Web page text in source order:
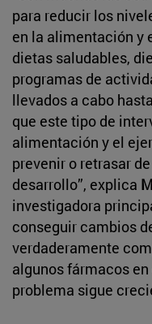
para reducir los
en la alimentación y
dietas saludables,
programas de
llevados a cabo
que este tipo de
alimentación y el
prevenir o retrasar
desarrollo”, explica
investigadora
conseguir cambios
verdaderamente
algunos fármacos
problema sigue